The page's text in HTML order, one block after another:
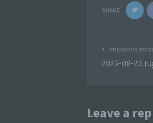
SHARE
PREVIOUS
2025-08-23
Leave a